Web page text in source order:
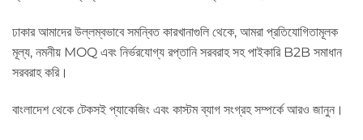
ঢাকার আমাদের উল্লম্বভাবে সমন্বিত কারখানাগুলি থেকে, আমরা প্রতিযোগিতামূলক
মূল্য, নমনীয় MOQ এবং নির্ভরযোগ্য রপ্তানি সরবরাহ সহ পাইকারি B2B সমাধান
সরবরাহ করি।
বাংলাদেশ থেকে টেকসই প্যাকেজিং এবং কাস্টম ব্যাগ সংগ্রহ সম্পর্কে আরও জানুন।